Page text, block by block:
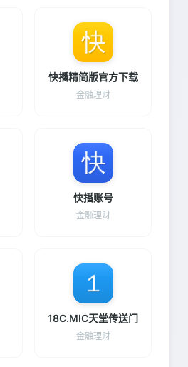
快播精简版官方下载
金融理财
快播账号
金融理财
18C.MIC天堂传送门
金融理财